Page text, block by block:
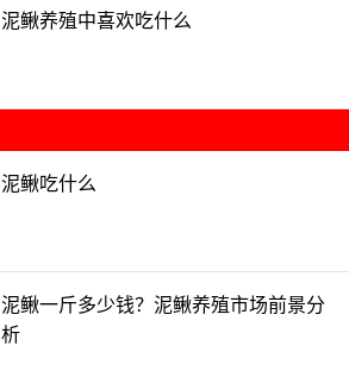
泥鳅养殖中喜欢吃什么
泥鳅吃什么
泥鳅一斤多少钱？泥鳅养殖市场前景分
析